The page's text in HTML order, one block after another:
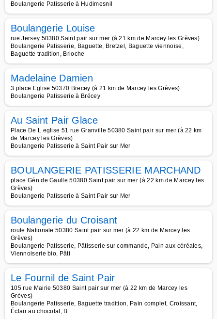
Boulangerie Patisserie à Hudimesnil
Boulangerie Louise
rue Jersey 50380 Saint pair sur mer (à 21 km de Marcey les Grèves)
Boulangerie Patisserie, Baguette, Bretzel, Baguette viennoise,
Baguette tradition, Brioche
Madelaine Damien
3 place Eglise 50370 Brecey (à 21 km de Marcey les Grèves)
Boulangerie Patisserie à Brécey
Au Saint Pair Glace
Place De L eglise 51 rue Granville 50380 Saint pair sur mer (à 22 km
de Marcey les Grèves)
Boulangerie Patisserie à Saint Pair sur Mer
BOULANGERIE PATISSERIE MARCHAND
place Gén de Gaulle 50380 Saint pair sur mer (à 22 km de Marcey les
Grèves)
Boulangerie Patisserie à Saint Pair sur Mer
Boulangerie du Croisant
route Nationale 50380 Saint pair sur mer (à 22 km de Marcey les
Grèves)
Boulangerie Patisserie, Pâtisserie sur commande, Pain aux céréales,
Viennoiserie bio, Pâti
Le Fournil de Saint Pair
105 rue Mairie 50380 Saint pair sur mer (à 22 km de Marcey les
Grèves)
Boulangerie Patisserie, Baguette tradition, Pain complet, Croissant,
Éclair au chocolat, B